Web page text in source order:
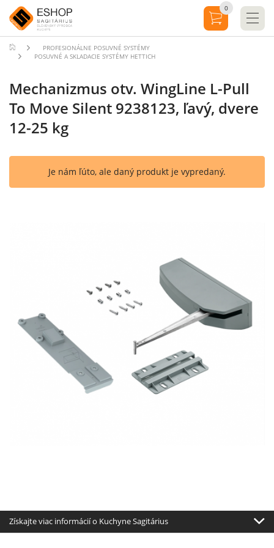
PROFESIONÁLNE POSUVNÉ SYSTÉMY
POSUVNÉ A SKLADACIE SYSTÉMY HETTICH
Mechanizmus otv. WingLine L-Pull
To Move Silent 9238123, ľavý, dvere
12-25 kg
Je nám ľúto, ale daný produkt je vypredaný.
Získajte viac informácií o Kuchyne Sagitárius
0